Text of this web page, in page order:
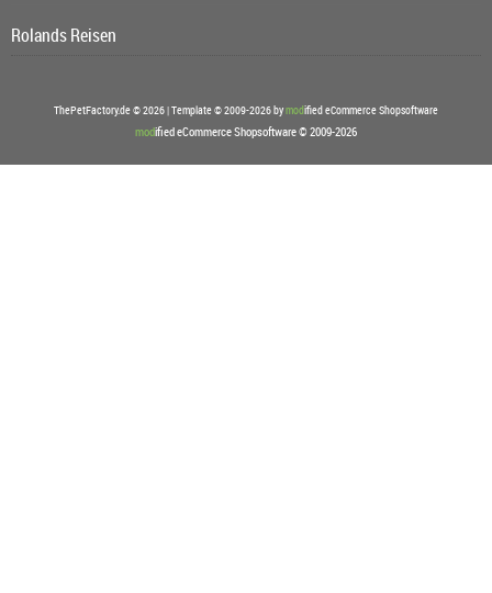
Rolands Reisen
ThePetFactory.de © 2026 | Template © 2009-2026 bymodified eCommerce Shopsoftware
modified eCommerce Shopsoftware © 2009-2026